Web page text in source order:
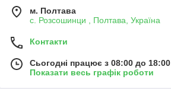
м. Полтава
с. Розсошинци , Полтава, Україна
Контакти
Сьогодні працює з 08:00 до 18:00
Показати весь графік роботи